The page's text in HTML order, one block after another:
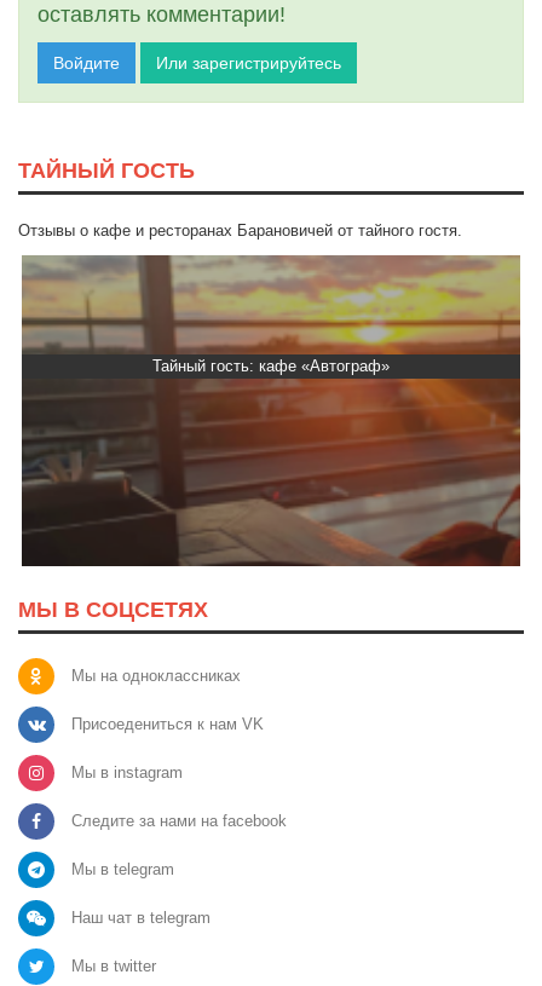
оставлять комментарии!
Войдите Или зарегистрируйтесь
ТАЙНЫЙ ГОСТЬ
Отзывы о кафе и ресторанах Барановичей от тайного гостя.
Тайный гость: кафе «Автограф»
МЫ В СОЦСЕТЯХ
Мы на одноклассниках
Присоедениться к нам VK
Мы в instagram
Следите за нами на facebook
Мы в telegram
Наш чат в telegram
Мы в twitter